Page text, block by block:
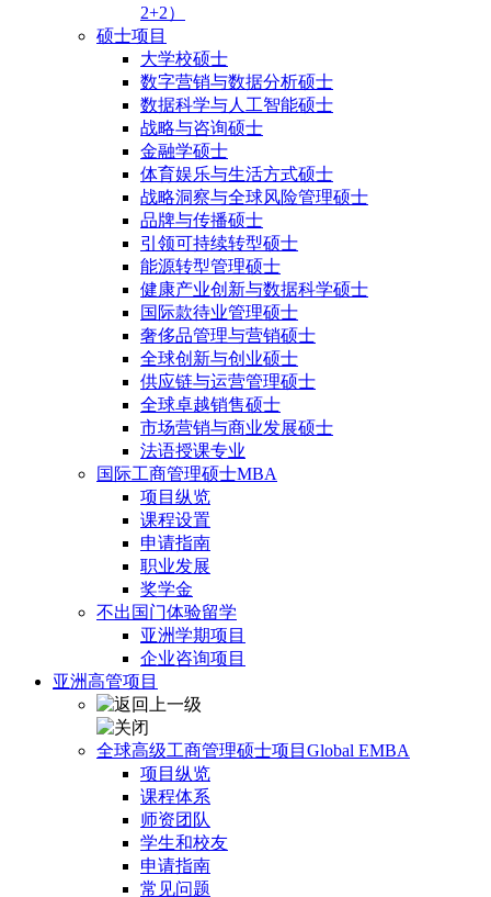
2+2）
硕士项目
大学校硕士
数字营销与数据分析硕士
数据科学与人工智能硕士
战略与咨询硕士
金融学硕士
体育娱乐与生活方式硕士
战略洞察与全球风险管理硕士
品牌与传播硕士
引领可持续转型硕士
能源转型管理硕士
健康产业创新与数据科学硕士
国际款待业管理硕士
奢侈品管理与营销硕士
全球创新与创业硕士
供应链与运营管理硕士
全球卓越销售硕士
市场营销与商业发展硕士
法语授课专业
国际工商管理硕士MBA
项目纵览
课程设置
申请指南
职业发展
奖学金
不出国门体验留学
亚洲学期项目
企业咨询项目
亚洲高管项目
全球高级工商管理硕士项目Global EMBA
项目纵览
课程体系
师资团队
学生和校友
申请指南
常见问题